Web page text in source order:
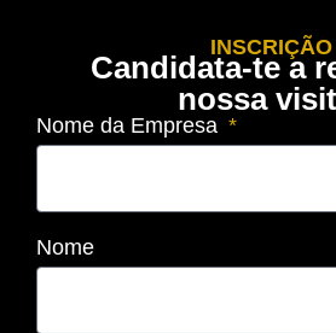
INSCRIÇÃO
Candidata-te a
nossa
Nome da Empresa
Nome